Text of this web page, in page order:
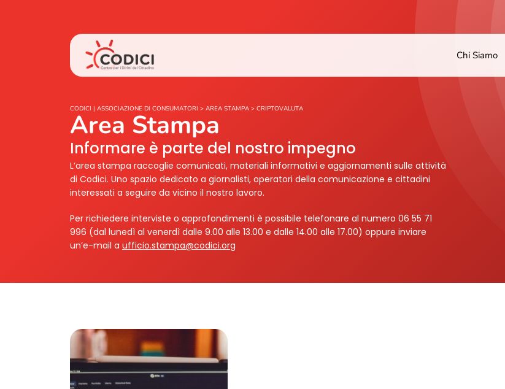
Chi Siamo
CODICI | ASSOCIAZIONE DI CONSUMATORI > AREA STAMPA > CRIPTOVALUTA
Area Stampa
Informare è parte del nostro impegno
L’area stampa raccoglie comunicati, materiali informativi e aggiornamenti sulle attività
di Codici. Uno spazio dedicato a giornalisti, operatori della comunicazione e cittadini
interessati a seguire da vicino il nostro lavoro.
Per richiedere interviste o approfondimenti è possibile telefonare al numero 06 55 71
996 (dal lunedì al venerdì dalle 9.00 alle 13.00 e dalle 14.00 alle 17.00) oppure inviare
un’e-mail a ufficio.stampa@codici.org